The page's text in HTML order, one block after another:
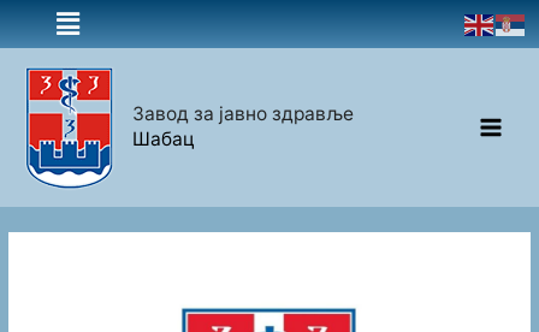
Завод за јавно здравље
Шабац